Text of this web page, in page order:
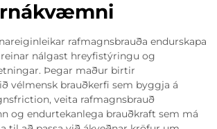
rafmagnsbrauða endurskapa
nálgast hreyfistýringu og
Þegar maður birtir
vélmensk brauðkerfi sem byggja á
veita rafmagnsbrauð
og endurtekanlega brauðkraft sem má